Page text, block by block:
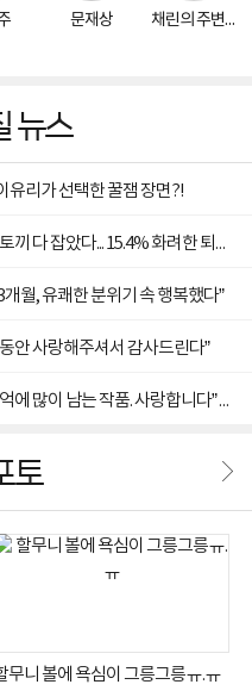
문재상 채린의 주변 인물
뉴스
유리가 선택한 꿀잼 장면?!
‘숨바꼭질’ 이유리, 연기-시청률 두 마리 토끼 다 잡았다... 15.4% 화려한 퇴장
개월, 유쾌한 분위기 속 행복했다”
안 사랑해주셔서 감사드린다”
[끝터뷰] ‘숨바꼭질’ 김영민X엄현경, “기억에 많이 남는 작품. 사랑합니다” 종영 소감
토
무니 볼에 욕심이 그릉그릉ㅠ.ㅠ